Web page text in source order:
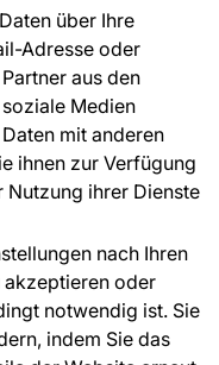
über Ihre
Adresse oder
aus den
Medien
mit anderen
ihnen zur Verfügung
ihrer Dienste
nach Ihren
akzeptieren oder
notwendig ist. Sie
indem Sie das